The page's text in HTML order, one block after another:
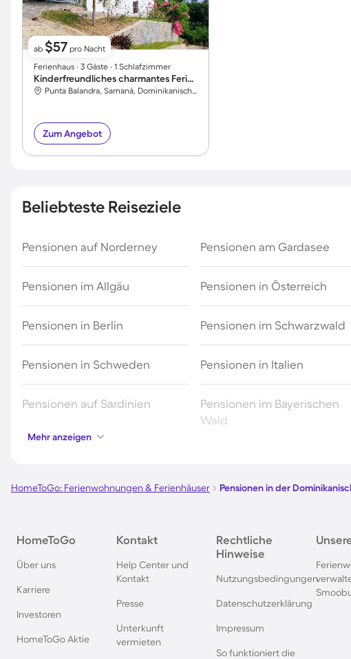
ab $57 pro Nacht
Ferienhaus ∙ 3 Gäste ∙ 1 Schlafzimmer
Kinderfreundliches charmantes Ferienhaus mit Garten, Grill und Terrasse | Panoramablick | Haustierfreundlich
Punta Balandra, Samaná, Dominikanische Republik
Zum Angebot
Beliebteste Reiseziele
Pensionen auf Norderney Pensionen am Gardasee
Pensionen im Allgäu Pensionen in Österreich
Pensionen in Berlin Pensionen im Schwarzwald
Pensionen in Schweden Pensionen in Italien
Pensionen auf Sardinien
Pensionen im Bayerischen
Wald
Pensionen in Bayern Pensionen in Wien
Pensionen in der Eifel Pensionen in Südfrankreich
Pensionen im Sauerland
Pensionen in der Bretagne
Mehr anzeigen
HomeToGo: Ferienwohnungen & Ferienhäuser Pensionen in der
HomeToGo
Über uns
Karriere
Investoren
HomeToGo Aktie
Kontakt
Help Center und
Kontakt
Presse
Unterkunft
vermieten
Rechtliche
Hinweise
Nutzungsbedingungen
Datenschutzerklärung
Impressum
So funktioniert die